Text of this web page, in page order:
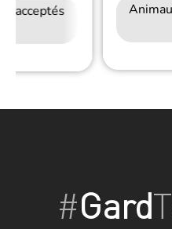
acceptés
Accès
#Gard